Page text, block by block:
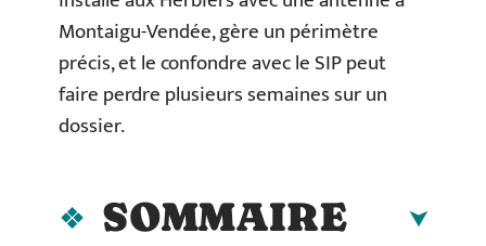
Montaigu-Vendée, gère un périmètre
précis, et le confondre avec le SIP peut
faire perdre plusieurs semaines sur un
dossier.
SOMMAIRE